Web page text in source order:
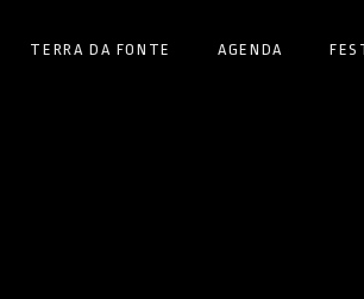
TERRA DA FONTE AGENDA